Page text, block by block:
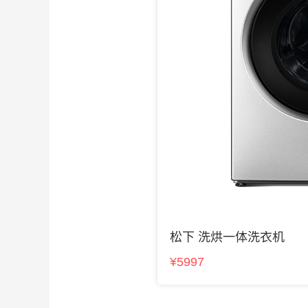
松下 洗烘一体洗衣机
¥5997